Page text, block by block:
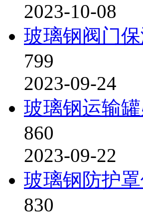
2023-10-08
玻璃钢阀门
799
2023-09-24
玻璃钢运输
860
2023-09-22
玻璃钢防护
830